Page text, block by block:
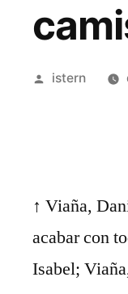
Publicado
istern
↑ Viaña,
acabar con
Isabel;